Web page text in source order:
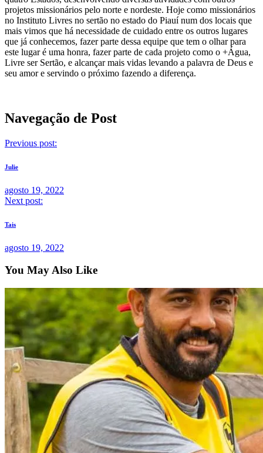
projetos missionários pelo norte e nordeste. Hoje como missionários
no Instituto Livres no sertão no estado do Piauí num dos locais que
mais vimos que há necessidade de cuidado entre os outros lugares
que já conhecemos, fazer parte dessa equipe que tem o olhar para
este lugar é uma honra, fazer parte de cada projeto como o +Água,
Livre ser Sertão, e alcançar mais vidas levando a palavra de Deus e
seu amor e servindo o próximo fazendo a diferença.
Navegação de Post
Previous post:
Julie
agosto 19, 2022
Next post:
Tais
agosto 19, 2022
You May Also Like